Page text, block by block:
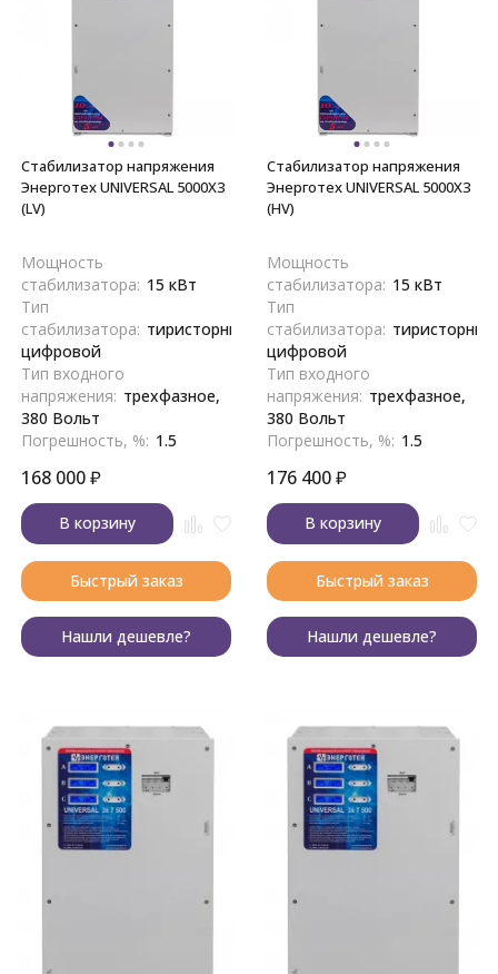
Стабилизатор напряжения
Энерготех UNIVERSAL 5000X3
(LV)
Мощность
стабилизатора: 15 кВт
Тип
стабилизатора: тиристорный,
цифровой
Тип входного
напряжения: трехфазное,
380 Вольт
Погрешность, %: 1.5
168 000₽
В корзину
Быстрый заказ
Нашли дешевле?
Стабилизатор напряжения
Энерготех UNIVERSAL 5000X3
(HV)
Мощность
стабилизатора: 15 кВт
Тип
стабилизатора:
цифровой
Тип входного
напряжения: трехфазное,
380 Вольт
Погрешность, %: 1.5
176 400₽
В корзину
Быстрый заказ
Нашли дешевле?